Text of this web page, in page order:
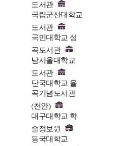
도서관
국립군산대학교
도서관
국민대학교 성
곡도서관
남서울대학교
도서관
단국대학교 율
곡기념도서관
(천안)
대구대학교 학
술정보원
동국대학교